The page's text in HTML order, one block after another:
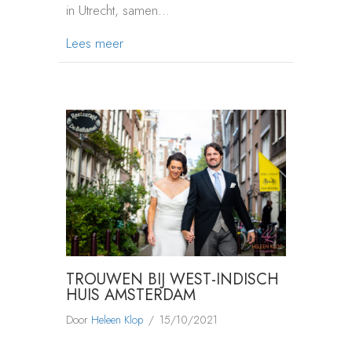
in Utrecht, samen…
Lees meerabout TROUWEN BIJ THE ANTHONY
TROUWEN BIJ WEST-INDISCH
HUIS AMSTERDAM
Door Heleen Klop / 15/10/2021